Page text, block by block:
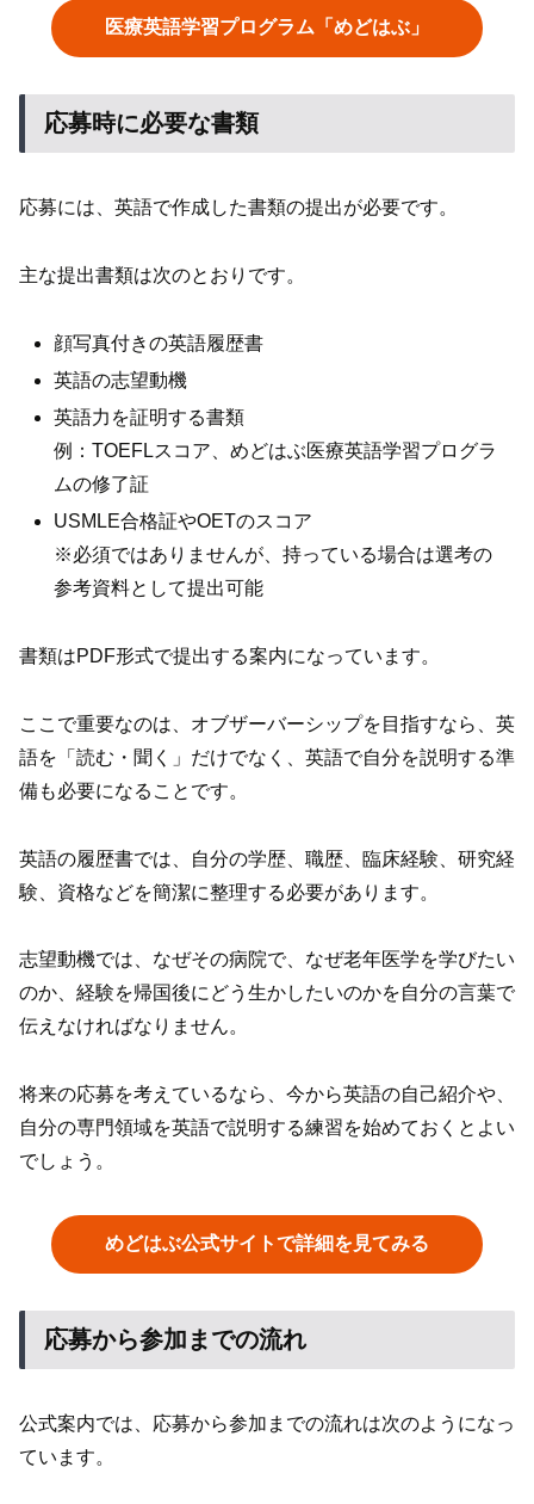
医療英語学習プログラム「めどはぶ」
応募時に必要な書類
応募には、英語で作成した書類の提出が必要です。
主な提出書類は次のとおりです。
顔写真付きの英語履歴書
英語の志望動機
英語力を証明する書類
例：TOEFLスコア、めどはぶ医療英語学習プログラ
ムの修了証
USMLE合格証やOETのスコア
※必須ではありませんが、持っている場合は選考の
参考資料として提出可能
書類はPDF形式で提出する案内になっています。
ここで重要なのは、オブザーバーシップを目指すなら、英
語を「読む・聞く」だけでなく、英語で自分を説明する準
備も必要になることです。
英語の履歴書では、自分の学歴、職歴、臨床経験、研究経
験、資格などを簡潔に整理する必要があります。
志望動機では、なぜその病院で、なぜ老年医学を学びたい
のか、経験を帰国後にどう生かしたいのかを自分の言葉で
伝えなければなりません。
将来の応募を考えているなら、今から英語の自己紹介や、
自分の専門領域を英語で説明する練習を始めておくとよい
でしょう。
めどはぶ公式サイトで詳細を見てみる
応募から参加までの流れ
公式案内では、応募から参加までの流れは次のようになっ
ています。